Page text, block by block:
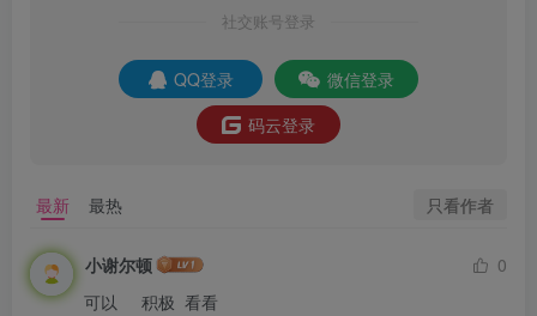
社交账号登录
QQ登录
微信登录
码云登录
最新 最热 只看作者
小谢尔顿
0
可以     积极  看看